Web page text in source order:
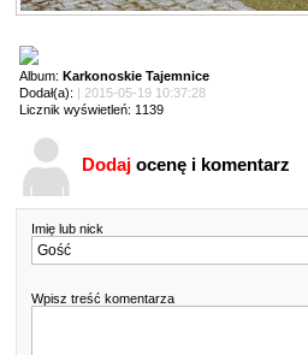
Album: Karkonoskie Tajemnice
Dodał(a):
| 2015-05-19 10:37:28
Licznik wyświetleń: 1139
Dodaj ocenę i komentarz
Imię lub nick
Wpisz treść komentarza